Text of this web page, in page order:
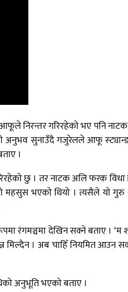
निरन्तर गरिरहेको भए पनि
अनुभव सुनाउँदै गजुरेलले आफू
।
छु । तर नाटक अलि फरक विधा
महसुस भएको थियो । त्यसैले यो गुरु
रंगमञ्चमा देखिन सक्ने बताए । ‘म
मिल्दैन । अब चाहिँ नियमित आउन
अनुभूति भएको बताए ।